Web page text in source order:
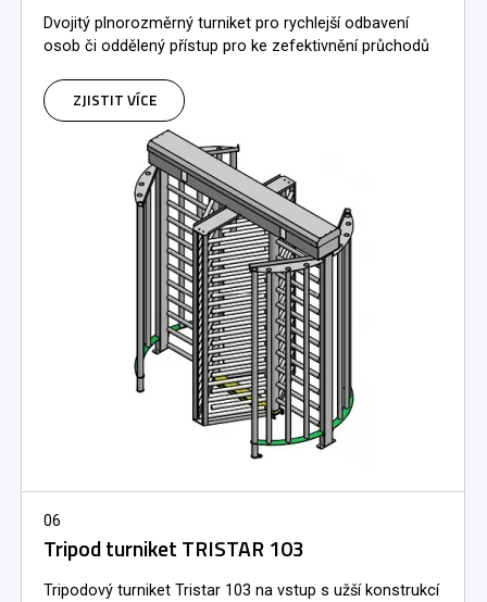
Dvojitý plnorozměrný turniket pro rychlejší odbavení
osob či oddělený přístup pro ke zefektivnění průchodů
ZJISTIT VÍCE
06
Tripod turniket TRISTAR 103
Tripodový turniket Tristar 103 na vstup s užší konstrukcí